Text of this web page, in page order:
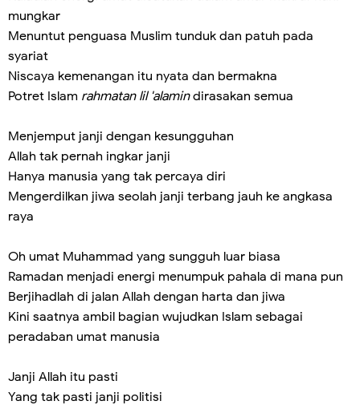
mungkar
Menuntut penguasa Muslim tunduk dan patuh pada
syariat
Niscaya kemenangan itu nyata dan bermakna
Potret Islam rahmatan lil 'alamindirasakan semua
Menjemput janji dengan kesungguhan
Allah tak pernah ingkar janji
Hanya manusia yang tak percaya diri
Mengerdilkan jiwa seolah janji terbang jauh ke angkasa
raya
Oh umat Muhammad yang sungguh luar biasa
Ramadan menjadi energi menumpuk pahala di mana pun
Berjihadlah di jalan Allah dengan harta dan jiwa
Kini saatnya ambil bagian wujudkan Islam sebagai
peradaban umat manusia
Janji Allah itu pasti
Yang tak pasti janji politisi